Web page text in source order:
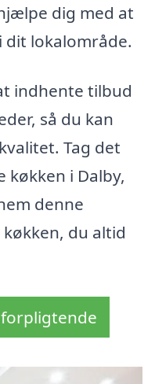
dig med at
dit lokalområde.
indhente tilbud
så du kan
Tag det
i Dalby,
denne
du altid